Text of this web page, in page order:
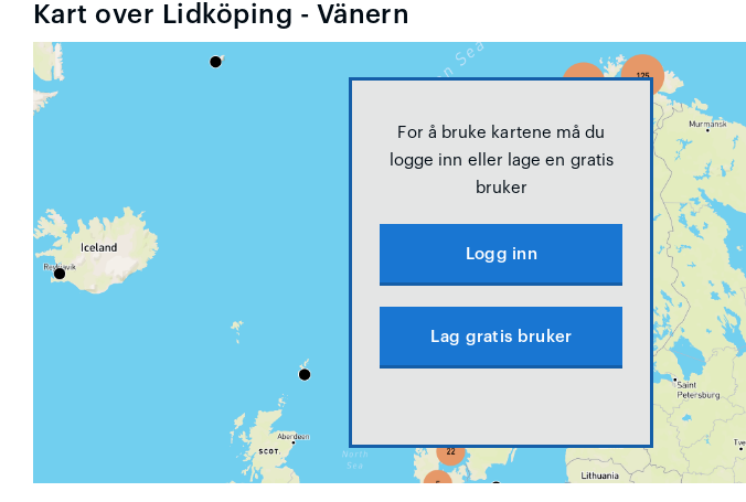
Kart over Lidköping - Vänern
For å bruke kartene må du
logge inn eller lage en gratis
bruker
Logg inn
Lag gratis bruker